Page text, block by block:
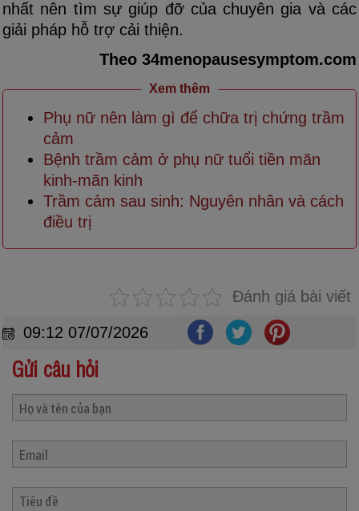
nhất nên tìm sự giúp đỡ của chuyên gia và các
giải pháp hỗ trợ cải thiện.
Theo 34menopausesymptom.com
Xem thêm
Phụ nữ nên làm gì để chữa trị chứng trầm
cảm
Bệnh trầm cảm ở phụ nữ tuổi tiền mãn
kinh-mãn kinh
Trầm cảm sau sinh: Nguyên nhân và cách
điều trị
Đánh giá bài viết
09:12 07/07/2026
Gửi câu hỏi